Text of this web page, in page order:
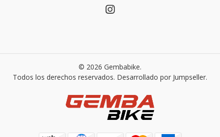
© 2026 Gembabike.
Todos los derechos reservados. Desarrollado por Jumpseller.